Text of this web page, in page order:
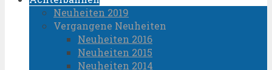
Neuheiten 2019
Vergangene Neuheiten
Neuheiten 2016
Neuheiten 2015
Neuheiten 2014